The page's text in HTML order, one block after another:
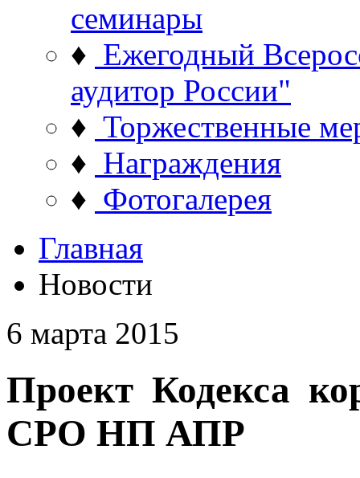
семинары
♦ Ежегодный
аудитор России"
♦ Торжественные
♦ Награждения
♦ Фотогалерея
Главная
Новости
6 марта 2015
Проект Кодекса
СРО НП АПР